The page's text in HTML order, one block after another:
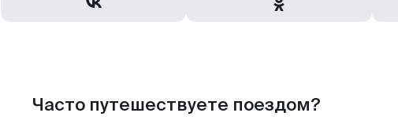
Часто путешествуете поездом?